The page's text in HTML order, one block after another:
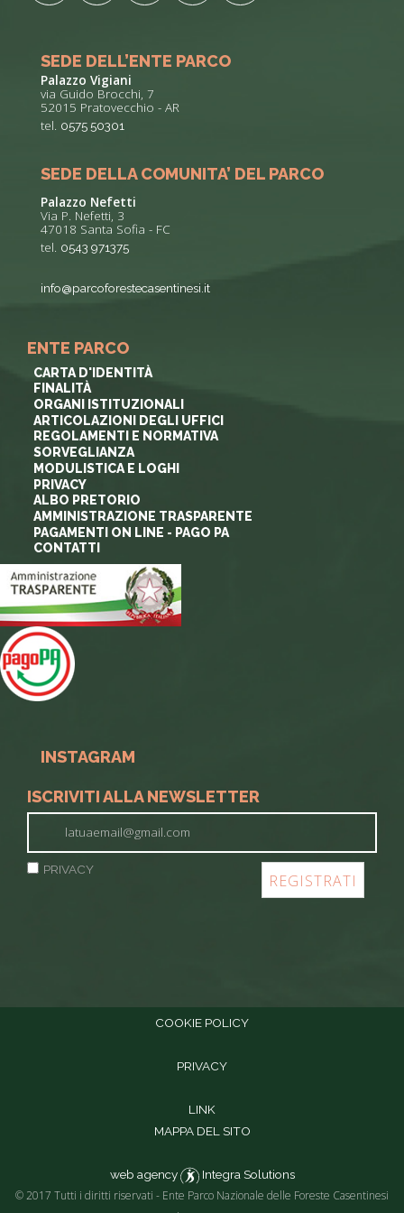
SEDE DELL’ENTE PARCO
Palazzo Vigiani
via Guido Brocchi, 7
52015 Pratovecchio - AR
tel. 0575 50301
SEDE DELLA COMUNITA’ DEL PARCO
Palazzo Nefetti
Via P. Nefetti, 3
47018 Santa Sofia - FC
tel. 0543 971375
info@parcoforestecasentinesi.it
ENTE PARCO
CARTA D'IDENTITÀ
FINALITÀ
ORGANI ISTITUZIONALI
ARTICOLAZIONI DEGLI UFFICI
REGOLAMENTI E NORMATIVA
SORVEGLIANZA
MODULISTICA E LOGHI
PRIVACY
ALBO PRETORIO
AMMINISTRAZIONE TRASPARENTE
PAGAMENTI ON LINE - PAGO PA
CONTATTI
INSTAGRAM
ISCRIVITI ALLA NEWSLETTER
PRIVACY
COOKIE POLICY
PRIVACY
LINK
MAPPA DEL SITO
web agency Integra Solutions
© 2017 Tutti i diritti riservati - Ente Parco Nazionale delle Foreste Casentinesi